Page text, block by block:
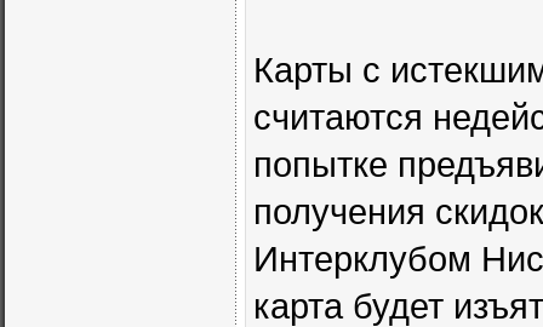
Карты с
считаются
попытке
получения
Интерклубом
карта будет